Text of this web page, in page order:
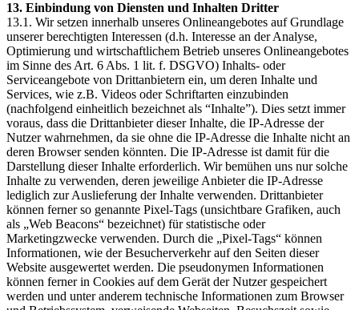
13. Einbindung von Diensten und Inhalten Dritter
13.1. Wir setzen innerhalb unseres Onlineangebotes auf Grundlage
unserer berechtigten Interessen (d.h. Interesse an der Analyse,
Optimierung und wirtschaftlichem Betrieb unseres Onlineangebotes
im Sinne des Art. 6 Abs. 1 lit. f. DSGVO) Inhalts- oder
Serviceangebote von Drittanbietern ein, um deren Inhalte und
Services, wie z.B. Videos oder Schriftarten einzubinden
(nachfolgend einheitlich bezeichnet als “Inhalte”). Dies setzt immer
voraus, dass die Drittanbieter dieser Inhalte, die IP-Adresse der
Nutzer wahrnehmen, da sie ohne die IP-Adresse die Inhalte nicht an
deren Browser senden könnten. Die IP-Adresse ist damit für die
Darstellung dieser Inhalte erforderlich. Wir bemühen uns nur solche
Inhalte zu verwenden, deren jeweilige Anbieter die IP-Adresse
lediglich zur Auslieferung der Inhalte verwenden. Drittanbieter
können ferner so genannte Pixel-Tags (unsichtbare Grafiken, auch
als „Web Beacons“ bezeichnet) für statistische oder
Marketingzwecke verwenden. Durch die „Pixel-Tags“ können
Informationen, wie der Besucherverkehr auf den Seiten dieser
Website ausgewertet werden. Die pseudonymen Informationen
können ferner in Cookies auf dem Gerät der Nutzer gespeichert
werden und unter anderem technische Informationen zum Browser